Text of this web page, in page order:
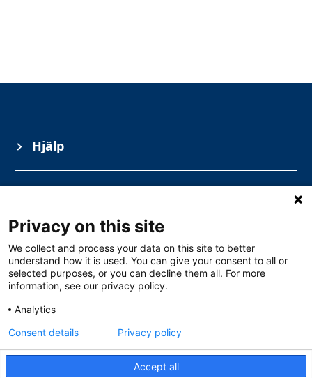
Hjälp
Ämnesområden
Privacy on this site
We collect and process your data on this site to better
understand how it is used. You can give your consent to all or
selected purposes, or you can decline them all. For more
information, see our privacy policy.
Analytics
Accept all
Consent details Privacy policy